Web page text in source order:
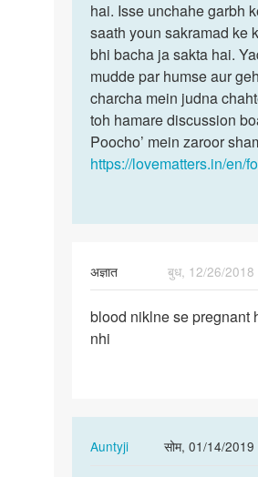
by
sia
hai. Isse unchahe garbh
saath youn sakramad ke
bhi bacha ja sakta hai.
mudde par humse aur
charcha mein judna
toh hamare discussion
Poocho’ mein zaroor
https://lovematters.in/en/
अज्ञात
बुध, 12/26/
blood
niklne
blood niklne se pregnant
nhi
Auntyji
सोम, 01/14/
In